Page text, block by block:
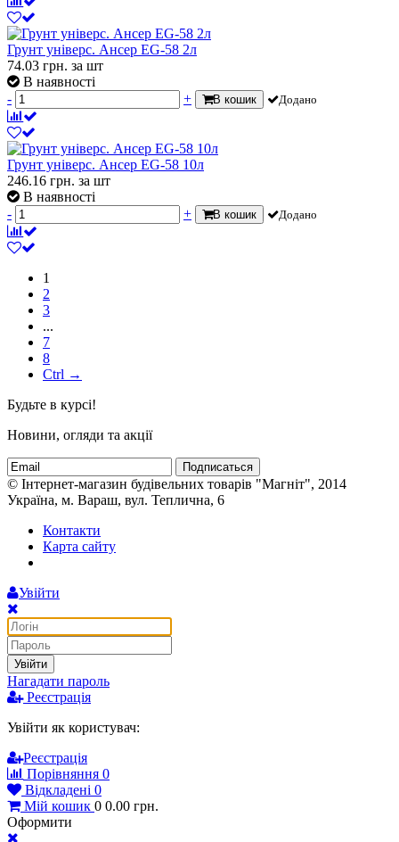
Грунт універс. Ансер EG-58 2л
74.03 грн. за шт
В наявності
-
+ В кошик Додано
Грунт універс. Ансер EG-58 10л
246.16 грн. за шт
В наявності
-
+ В кошик Додано
1
2
3
...
7
8
Ctrl →
Будьте в курсі!
Новини, огляди та акції
Подписаться
© Інтернет-магазин будівельних товарів "Магніт", 2014
Україна, м. Вараш, вул. Теплична, 6
Контакти
Карта сайту
Увійти
Увійти
Нагадати пароль
Реєстрація
Увійти як користувач:
Реєстрація
Порівняння 0
Відкладені 0
Мій кошик 0 0.00 грн.
Оформити